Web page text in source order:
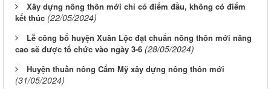
Xây dựng nông thôn mới chỉ có điểm đầu, không có điểm
kết thúc (22/05/2024)
Lễ công bố huyện Xuân Lộc đạt chuẩn nông thôn mới nâng
cao sẽ được tổ chức vào ngày 3-6 (28/05/2024)
Huyện thuần nông Cẩm Mỹ xây dựng nông thôn mới
(31/05/2024)